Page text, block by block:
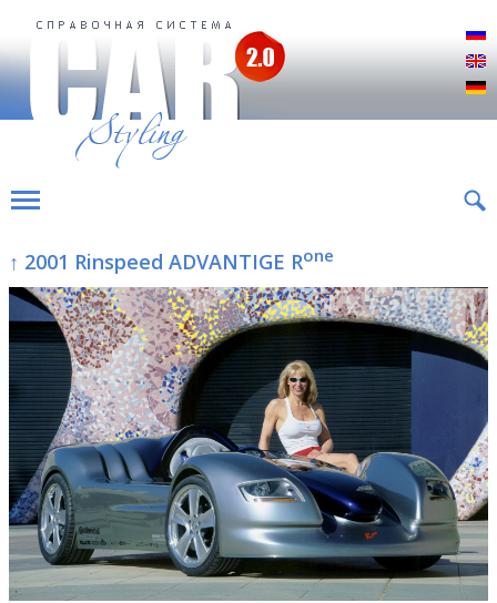
↑ 2001 Rinspeed ADVANTIGE Rone